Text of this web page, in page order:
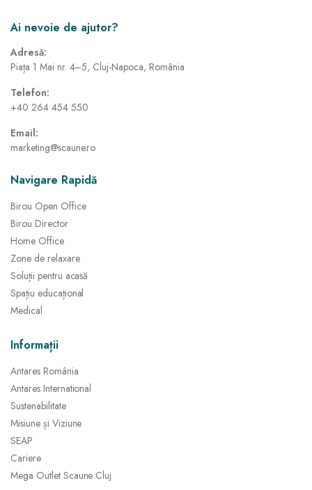
Ai nevoie de ajutor?
Adresă:
Piața 1 Mai nr. 4–5, Cluj-Napoca, România
Telefon:
+40 264 454 550
Email:
marketing@scaune.ro
Navigare Rapidă
Birou Open Office
Birou Director
Home Office
Zone de relaxare
Soluții pentru acasă
Spațiu educațional
Medical
Informații
Antares România
Antares International
Sustenabilitate
Misiune și Viziune
SEAP
Cariere
Mega Outlet Scaune Cluj